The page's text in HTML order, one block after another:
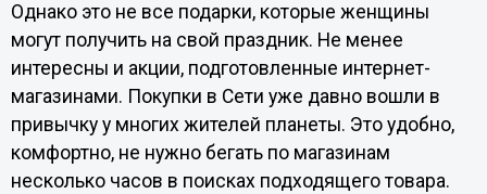
Однако это не все подарки, которые женщины
могут получить на свой праздник. Не менее
интересны и акции, подготовленные интернет-
магазинами. Покупки в Сети уже давно вошли в
привычку у многих жителей планеты. Это удобно,
комфортно, не нужно бегать по магазинам
несколько часов в поисках подходящего товара.